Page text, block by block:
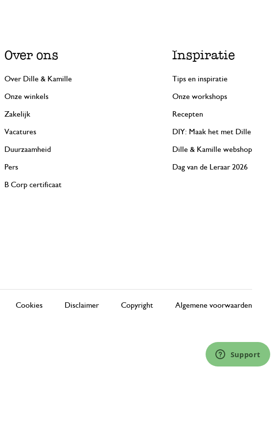
Over ons
Over Dille & Kamille
Onze winkels
Zakelijk
Vacatures
Duurzaamheid
Pers
B Corp certificaat
Inspiratie
Tips en inspiratie
Onze workshops
Recepten
DIY: Maak het met Dille
Dille & Kamille webshop
Dag van de Leraar 2026
Cookies Disclaimer Copyright Algemene voorwaarden
Support